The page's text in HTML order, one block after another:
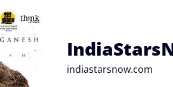
Skip
to
content
indiastarsnow.com